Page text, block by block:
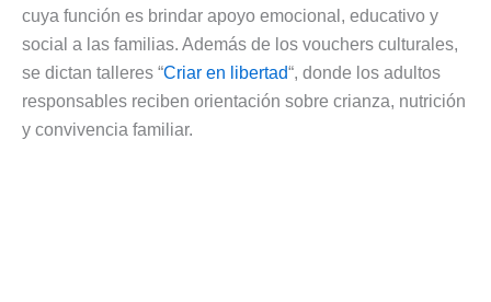
cuya función es brindar apoyo emocional, educativo y
social a las familias. Además de los vouchers culturales,
se dictan talleres “Criar en libertad“, donde los adultos
responsables reciben orientación sobre crianza, nutrición
y convivencia familiar.